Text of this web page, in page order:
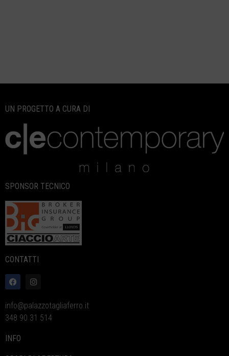
UN PROGETTO A CURA DI
SPONSOR TECNICO
CONTATTI
info@palazzotagliaferro.it
348 90 31 514
INFO